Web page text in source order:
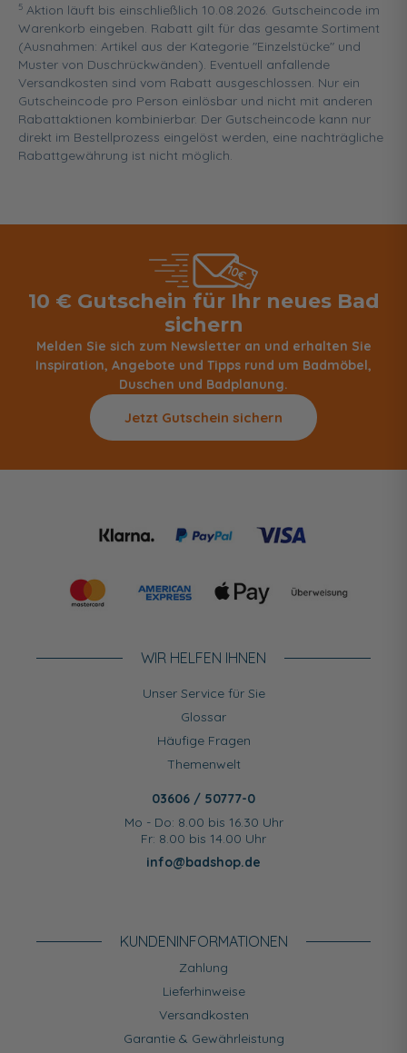
5 Aktion läuft bis einschließlich 10.08.2026. Gutscheincode im
Warenkorb eingeben. Rabatt gilt für das gesamte Sortiment
(Ausnahmen: Artikel aus der Kategorie "Einzelstücke" und
Muster von Duschrückwänden). Eventuell anfallende
Versandkosten sind vom Rabatt ausgeschlossen. Nur ein
Gutscheincode pro Person einlösbar und nicht mit anderen
Rabattaktionen kombinierbar. Der Gutscheincode kann nur
direkt im Bestellprozess eingelöst werden, eine nachträgliche
Rabattgewährung ist nicht möglich.
10 € Gutschein für Ihr neues Bad
sichern
Melden Sie sich zum Newsletter an und erhalten Sie
Inspiration, Angebote und Tipps rund um Badmöbel,
Duschen und Badplanung.
Jetzt Gutschein sichern
WIR HELFEN IHNEN
Unser Service für Sie
Glossar
Häufige Fragen
Themenwelt
03606 / 50777-0
Mo - Do: 8.00 bis 16.30 Uhr
Fr: 8.00 bis 14.00 Uhr
info@badshop.de
KUNDEN­INFORMATIONEN
Zahlung
Lieferhinweise
Versandkosten
Garantie & Gewährleistung